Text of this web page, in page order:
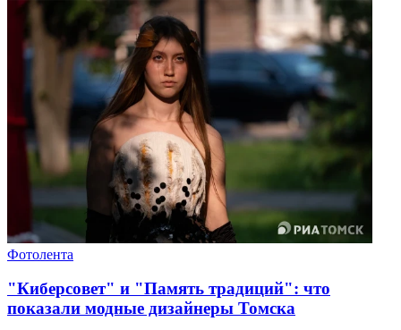
Фотолента
"Киберсовет" и "Память традиций": что
показали модные дизайнеры Томска